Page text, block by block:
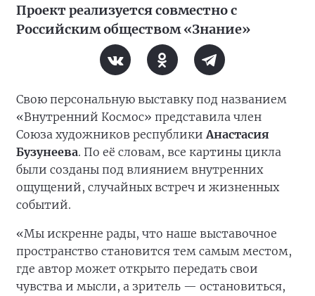
Проект реализуется совместно с
Российским обществом «Знание»
Свою персональную выставку под названием
«Внутренний Космос» представила член
Союза художников республики Анастасия
Бузунеева. По её словам, все картины цикла
были созданы под влиянием внутренних
ощущений, случайных встреч и жизненных
событий.
«Мы искренне рады, что наше выставочное
пространство становится тем самым местом,
где автор может открыто передать свои
чувства и мысли, а зритель — остановиться,